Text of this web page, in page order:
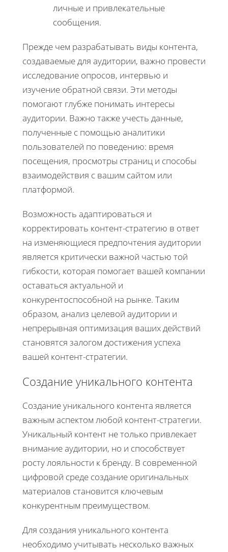
личные и привлекательные
сообщения.
Прежде чем разрабатывать виды контента,
создаваемые для аудитории, важно провести
исследование опросов, интервью и
изучение обратной связи. Эти методы
помогают глубже понимать интересы
аудитории. Важно также учесть данные,
полученные с помощью аналитики
пользователей по поведению: время
посещения, просмотры страниц и способы
взаимодействия с вашим сайтом или
платформой.
Возможность адаптироваться и
корректировать контент-стратегию в ответ
на изменяющиеся предпочтения аудитории
является критически важной частью той
гибкости, которая помогает вашей компании
оставаться актуальной и
конкурентоспособной на рынке. Таким
образом, анализ целевой аудитории и
непрерывная оптимизация ваших действий
становятся залогом достижения успеха
вашей контент-стратегии.
Создание уникального контента
Создание уникального контента является
важным аспектом любой контент-стратегии.
Уникальный контент не только привлекает
внимание аудитории, но и способствует
росту лояльности к бренду. В современной
цифровой среде создание оригинальных
материалов становится ключевым
конкурентным преимуществом.
Для создания уникального контента
необходимо учитывать несколько важных